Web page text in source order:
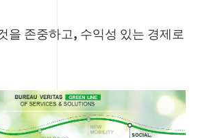
을 존중하고, 수익성 있는 경제로